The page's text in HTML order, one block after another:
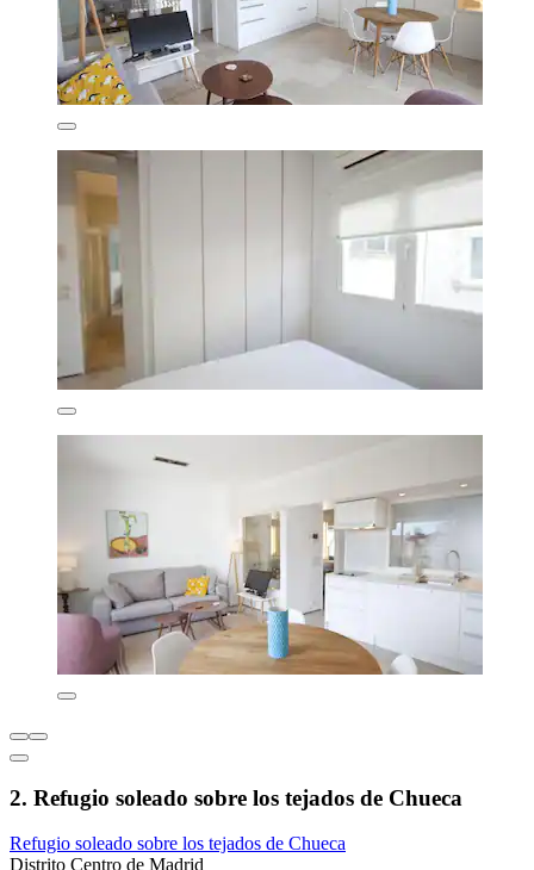
2. Refugio soleado sobre los tejados de Chueca
Refugio soleado sobre los tejados de Chueca
Distrito Centro de Madrid